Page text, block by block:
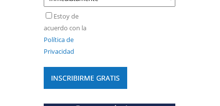
Estoy de
acuerdo con la
Política de
Privacidad